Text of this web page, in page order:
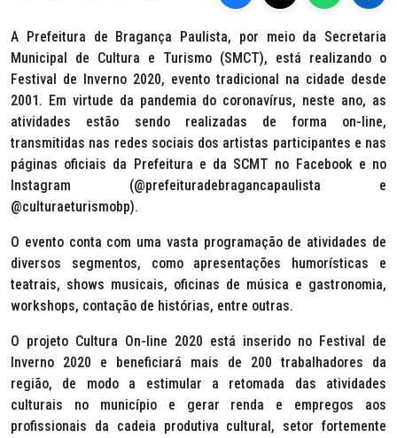
A Prefeitura de Bragança Paulista, por meio da Secretaria
Municipal de Cultura e Turismo (SMCT), está realizando o
Festival de Inverno 2020, evento tradicional na cidade desde
2001. Em virtude da pandemia do coronavírus, neste ano, as
atividades estão sendo realizadas de forma on-line,
transmitidas nas redes sociais dos artistas participantes e nas
páginas oficiais da Prefeitura e da SCMT no Facebook e no
Instagram (@prefeituradebragancapaulista e
@culturaeturismobp).
O evento conta com uma vasta programação de atividades de
diversos segmentos, como apresentações humorísticas e
teatrais, shows musicais, oficinas de música e gastronomia,
workshops, contação de histórias, entre outras.
O projeto Cultura On-line 2020 está inserido no Festival de
Inverno 2020 e beneficiará mais de 200 trabalhadores da
região, de modo a estimular a retomada das atividades
culturais no município e gerar renda e empregos aos
profissionais da cadeia produtiva cultural, setor fortemente